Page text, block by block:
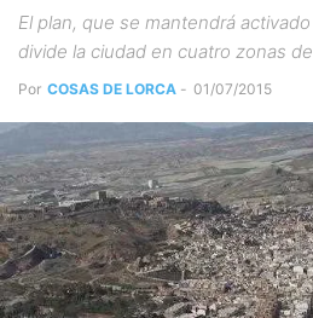
El plan, que se mantendrá
divide la ciudad en cuatro zonas
Por COSAS DE LORCA - 01/07/2015